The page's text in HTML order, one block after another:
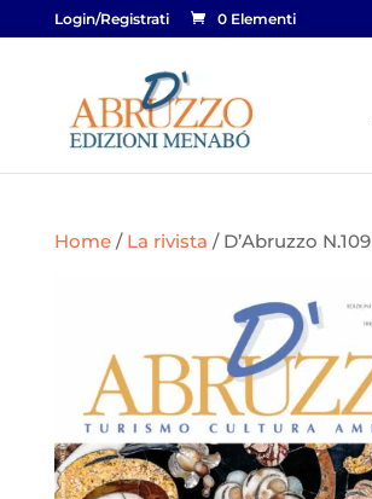
Login/Registrati 0 Elementi
Home/ La rivista / D’Abruzzo N.109